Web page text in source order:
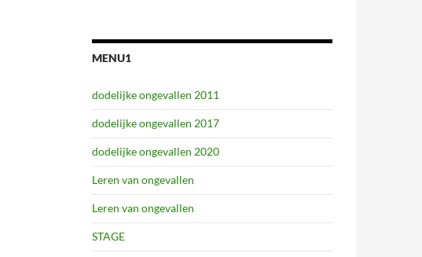
MENU1
dodelijke ongevallen 2011
dodelijke ongevallen 2017
dodelijke ongevallen 2020
Leren van ongevallen
Leren van ongevallen
STAGE